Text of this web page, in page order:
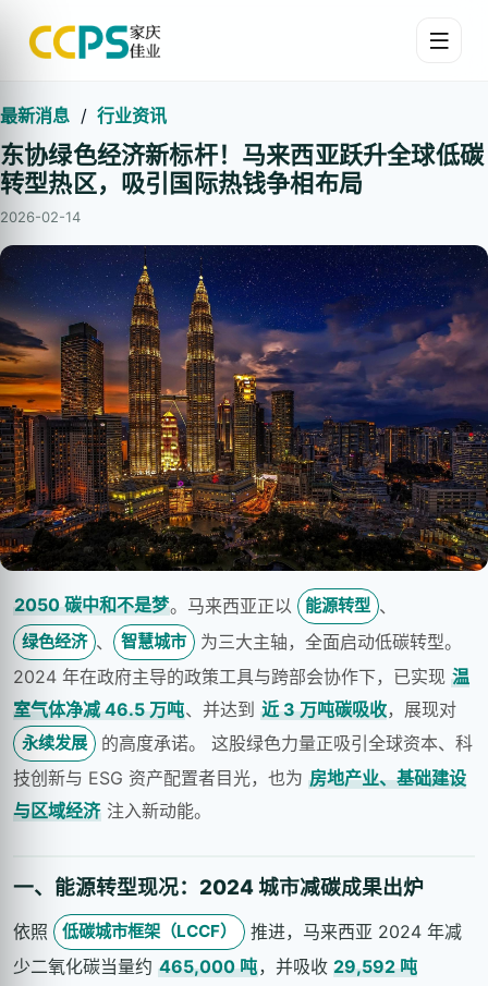
最新消息 / 行业资讯
东协绿色经济新标杆！马来西亚跃升全球低碳
转型热区，吸引国际热钱争相布局
2026-02-14
2050 碳中和不是梦。马来西亚正以 能源转型 、
绿色经济 、 智慧城市
为三大主轴，全面启动低碳转型。
2024 年在政府主导的政策工具与跨部会协作下，已实现 温
室气体净减 46.5 万吨、并达到 近 3 万吨碳吸收，展现对
永续发展 的高度承诺。 这股绿色力量正吸引全球资本、科
技创新与 ESG 资产配置者目光，也为 房地产业、基础建设
与区域经济注入新动能。
一、能源转型现况：2024 城市减碳成果出炉
依照 低碳城市框架（LCCF）
推进，马来西亚 2024 年减
少二氧化碳当量约 465,000 吨，并吸收 29,592 吨